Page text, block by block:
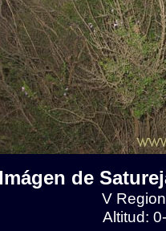
Imágen de
V
Altitud: